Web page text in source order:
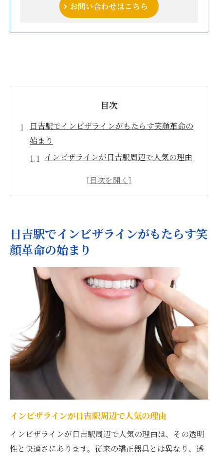
お問い合わせはこちら
目次
日吉駅でインビザラインがもたらす笑顔革命の
始まり
インビザラインが日吉駅周辺で人気の理由
インビザラインで日吉駅から笑顔革命を
インビザラインで透明な矯正を体験する日吉駅
の選択肢
日吉駅周辺のインビザラインクリニック紹
介
透明な矯正がもたらす日常生活の変化
日吉駅で選ぶインビザラインの利点
インビザラインによる矯正治療の流れ
日吉駅での矯正体験をより快適にする方法
透明なマウスピースで叶える日吉駅の笑顔
笑顔を変えるインビザラインの効果と日吉駅で
の実例
インビザラインの効果的な利用法
日吉駅での成功事例紹介
日吉駅でインビザラインがもたらす笑
顔革命の始まり
インビザラインが日吉駅周辺で人気の理由
インビザラインが日吉駅周辺で人気の理由は、その透明
性と快適さにあります。従来の矯正器具とは異なり、透